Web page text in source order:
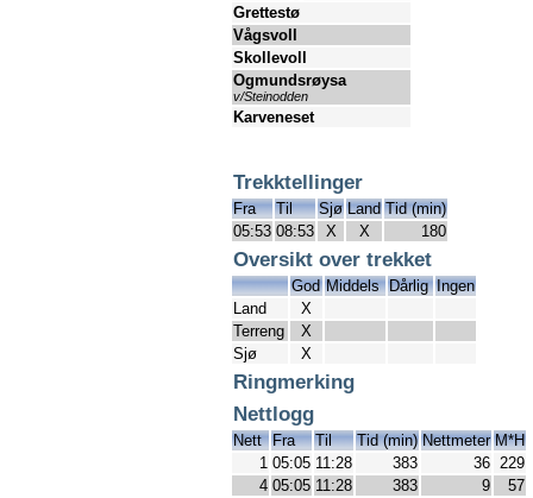
Grettestø
Vågsvoll
Skollevoll
Ogmundsrøysa
v/Steinodden
Karveneset
Trekktellinger
Fra Til Sjø Land Tid (min)
05:53 08:53 X X 180
Oversikt over trekket
God Middels Dårlig Ingen
Land
X
Terreng
X
Sjø
X
Ringmerking
Nettlogg
Nett Fra Til Tid (min) Nettmeter M*H
1 05:05 11:28 383 36 229
4 05:05 11:28 383 9
57